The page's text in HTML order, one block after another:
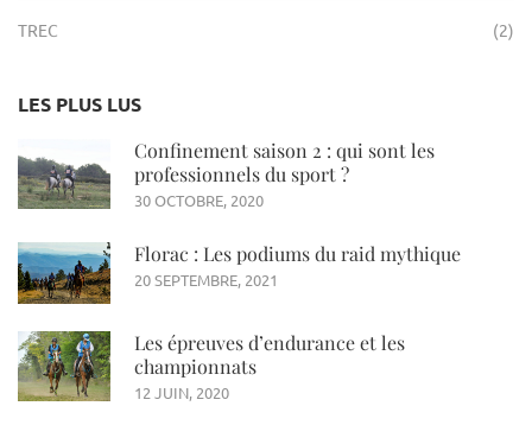
TREC (2)
LES PLUS LUS
Confinement saison 2 : qui sont les
professionnels du sport ?
30 OCTOBRE, 2020
Florac : Les podiums du raid mythique
20 SEPTEMBRE, 2021
Les épreuves d’endurance et les
championnats
12 JUIN, 2020